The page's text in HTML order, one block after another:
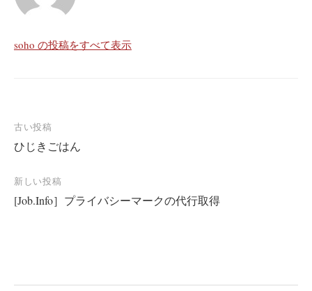
soho の投稿をすべて表示
投
稿
ナ
ビ
ゲ
古い投稿
ひじきごはん
新しい投稿
[Job.Info］プライバシーマークの代行取得